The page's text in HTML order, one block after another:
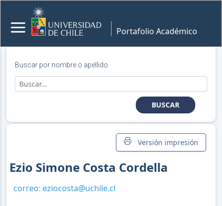
Portafolio Académico
Buscar por nombre o apellido
BUSCAR
Versión impresión
Ezio Simone Costa Cordella
correo: eziocosta@uchile.cl